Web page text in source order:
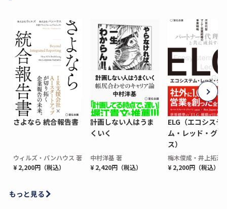
さよなら 統合報告書
ウィルズ・パンハウス 著
¥ 2,200円（税込）
計画しない人はうま
くいく
中村洋基 著
¥ 2,420円（税込）
ELG（エコシステ
ム・レッド・グロ
ス）
梅木俊成・井上拓海
¥ 2,200円（税込）
もっと見る